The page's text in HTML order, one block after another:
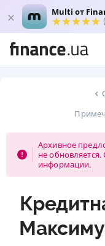
Multi от
Архивное
не
информации.